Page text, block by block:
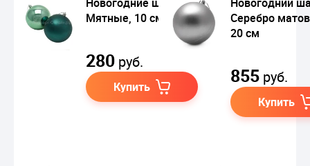
Мятные, 10 см
280 руб.
Купить
Серебро
20 см
855 руб.
Купить